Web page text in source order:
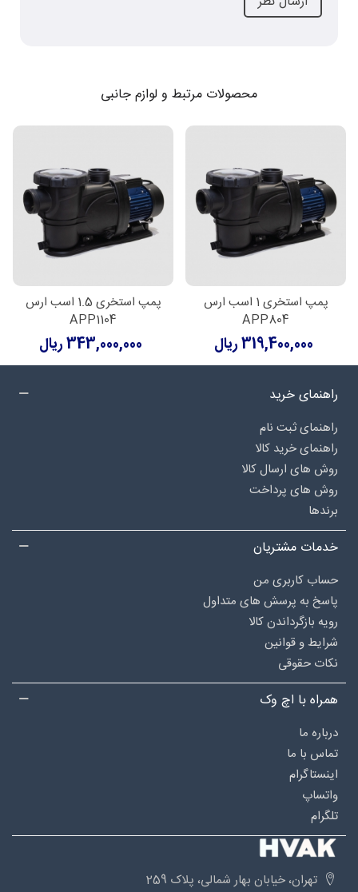
محصولات مرتبط و لوازم جانبی
پمپ استخری 1 اسب ارس
APP804
319,400,000 ریال
پمپ استخری 1.5 اسب ارس
APP1104
343,000,000 ریال
راهنمای خرید
راهنمای ثبت نام
راهنمای خرید کالا
روش های ارسال کالا
روش های پرداخت
برندها
خدمات مشتریان
حساب کاربری من
پاسخ به پرسش های متداول
رویه بازگرداندن کالا
شرایط و قوانین
نکات حقوقی
همراه با اچ وک
درباره‌ ما
تماس با ما
اینستاگرام
واتساپ
تلگرام
تهران، خیابان بهار شمالی، پلاک 259